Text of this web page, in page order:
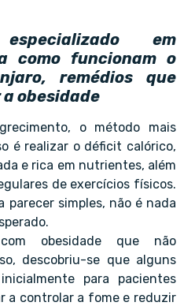
especializado em
como funcionam o
remédios que
obesidade
o método mais
é realizar o déficit calórico,
e rica em nutrientes, além
de exercícios físicos.
parecer simples, não é nada
obesidade que não
descobriu-se que alguns
para pacientes
a controlar a fome e reduzir